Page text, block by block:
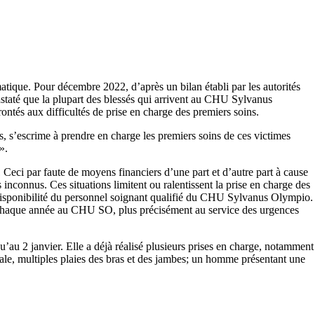
Pour décembre 2022, d’après un bilan établi par les autorités
que la plupart des blessés qui arrivent au CHU Sylvanus
aux difficultés de prise en charge des premiers soins.
à prendre en charge les premiers soins de ces victimes
par faute de moyens financiers d’une part et d’autre part à cause
Ces situations limitent ou ralentissent la prise en charge des
du personnel soignant qualifié du CHU Sylvanus Olympio.
année au CHU SO, plus précisément au service des urgences
2 janvier. Elle a déjà réalisé plusieurs prises en charge, notamment
multiples plaies des bras et des jambes; un homme présentant une